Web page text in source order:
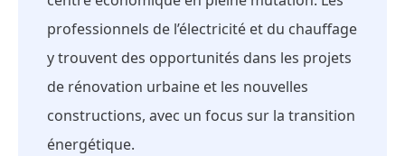
professionnels de l’électricité et du chauffage
y trouvent des opportunités dans les projets
de rénovation urbaine et les nouvelles
constructions, avec un focus sur la transition
énergétique.